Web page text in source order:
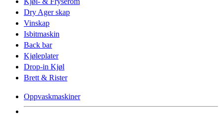
Dry Ager skap
Vinskap
Isbitmaskin
Back bar
Kjøleplater
Drop-in Kjøl
Brett & Rister
Oppvaskmaskiner